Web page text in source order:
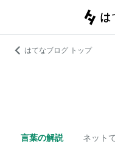
はてなブログ トップ
言葉の解説 ネット